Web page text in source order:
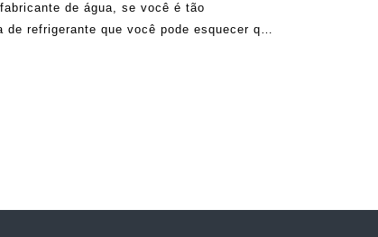
de água, se você é tão
refrigerante que você pode esquecer que
o fim de